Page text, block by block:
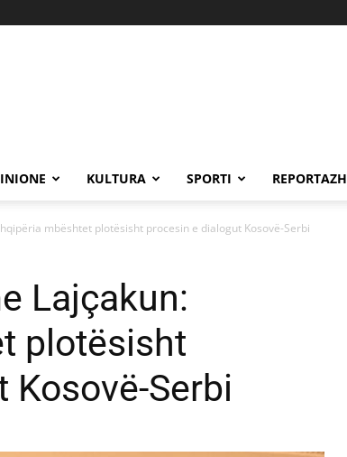
KULTURA SPORTI REPORTAZH
mbështet plotësisht procesin e dialogut Kosovë-Serbi
Lajçakun:
plotësisht
Kosovë-Serbi